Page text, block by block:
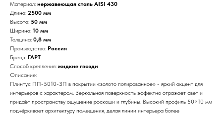
Материал: нержавеющая сталь AISI 430
Длина: 2500 мм
Высота: 50 мм
Ширина: 10 мм
Толщина: 0,8 мм
Производство: Россия
Бренд: ГАРТ
Способ крепления: жидкие гвозди
Описание:
Плинтус ПП-5010-ЗП в покрытии «золото полированное» - яркий акцент для
интерьеров с характером. Зеркальная поверхность эффектно отражает свет и
придаёт пространству ощущение роскоши и глубины. Высокий профиль 50×10 мм
подчёркивает архитектуру помещения, делая линии интерьера более